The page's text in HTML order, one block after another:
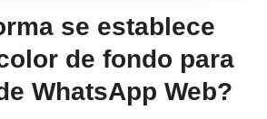
se establece
de fondo para
WhatsApp Web?